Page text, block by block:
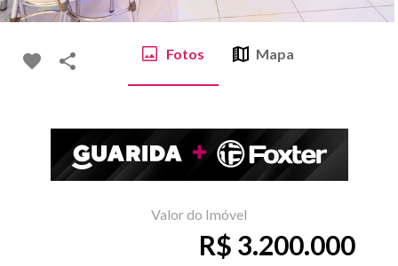
Fotos Mapa
Valor do Imóvel
R$ 3.200.000